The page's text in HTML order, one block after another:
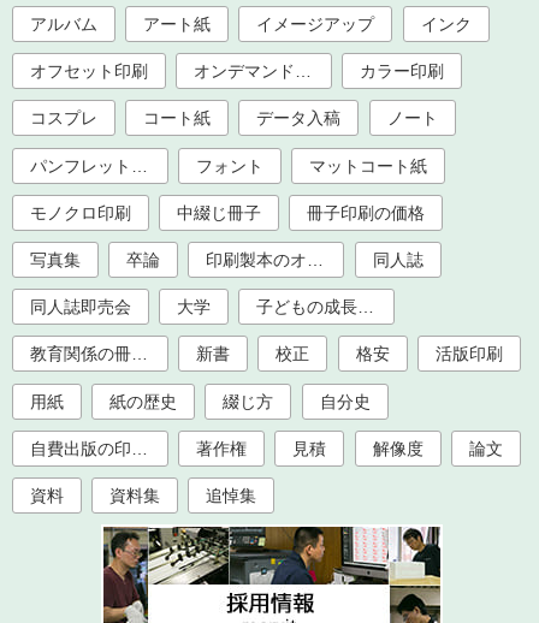
アルバム アート紙 イメージアップ インク
オフセット印刷 オンデマンド印刷 カラー印刷
コスプレ コート紙 データ入稿 ノート
フォント マットコート紙
モノクロ印刷 中綴じ冊子 冊子印刷の価格
写真集 卒論 同人誌
同人誌即売会 大学
教育関係の冊子印刷（大学、学校、塾） 新書 校正 格安 活版印刷
用紙 紙の歴史 綴じ方 自分史
著作権 見積 解像度 論文
資料 資料集 追悼集